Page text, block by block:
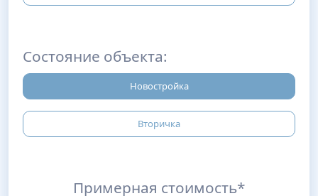
Состояние объекта:
Новостройка
Вторичка
Примерная стоимость*